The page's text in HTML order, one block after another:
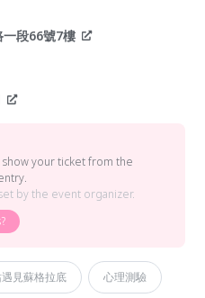
段66號7樓
your ticket from the
by the event organizer.
見蘇格拉底 心理測驗